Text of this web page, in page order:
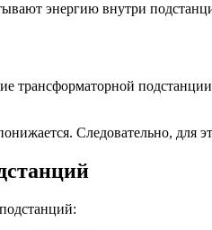
энергию внутри
трансформаторной
Следовательно,